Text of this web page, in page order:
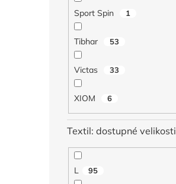
Sport Spin 1
Tibhar 53
Victas 33
XIOM 6
Textil: dostupné velikosti
L 95